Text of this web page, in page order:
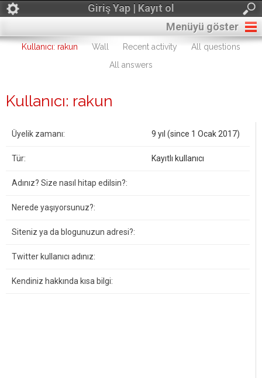
Giriş Yap | Kayıt ol
Menüyü göster
Kullanıcı: rakun Wall Recent activity
All questions
All answers
Kullanıcı: rakun
Üyelik zamanı: 9 yıl (since 1 Ocak 2017)
Tür: Kayıtlı kullanıcı
Adınız? Size nasıl hitap edilsin?:
Nerede yaşıyorsunuz?:
Siteniz ya da blogunuzun adresi?:
Twitter kullanıcı adınız:
Kendiniz hakkında kısa bilgi: